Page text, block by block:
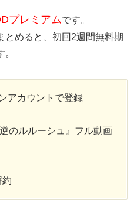
プレミアムです。
とめると、初回2週間無料期
アカウントで登録
のルルーシュ』フル動画
約